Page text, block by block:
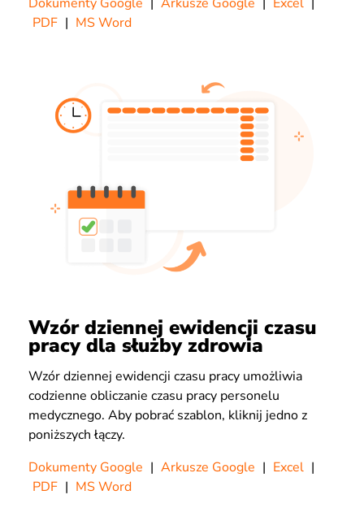
PDF | MS Word
Wzór dziennej ewidencji czasu
pracy dla służby zdrowia
Wzór dziennej ewidencji czasu pracy umożliwia
codzienne obliczanie czasu pracy personelu
medycznego. Aby pobrać szablon, kliknij jedno z
poniższych łączy.
Dokumenty Google | Arkusze Google | Excel |
PDF | MS Word